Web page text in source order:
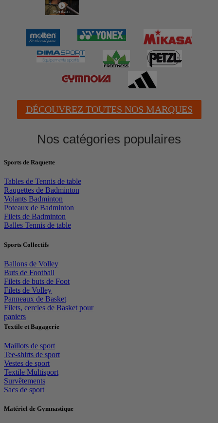
DÉCOUVREZ TOUTES NOS MARQUES
Nos catégories populaires
Sports de Raquette
Tables de Tennis de table
Raquettes de Badminton
Volants Badminton
Poteaux de Badminton
Filets de Badminton
Balles Tennis de table
Sports Collectifs
Ballons de Volley
Buts de Football
Filets de buts de Foot
Filets de Volley
Panneaux de Basket
Filets, cercles de Basket pour
paniers
Textile et Bagagerie
Maillots de sport
Tee-shirts de sport
Vestes de sport
Textile Multisport
Survêtements
Sacs de sport
Matériel de Gymnastique